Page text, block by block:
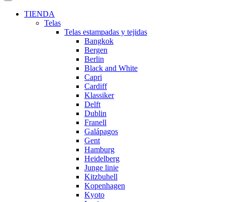
TIENDA
Telas
Telas estampadas y tejidas
Bangkok
Bergen
Berlin
Black and White
Capri
Cardiff
Klassiker
Delft
Dublin
Franell
Galápagos
Gent
Hamburg
Heidelberg
Junge linie
Kitzbuhell
Kopenhagen
Kyoto